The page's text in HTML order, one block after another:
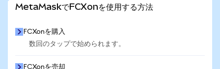
MetaMaskでFCXonを使用する方法
FCXonを購入
数回のタップで始められます。
FCXonを売却